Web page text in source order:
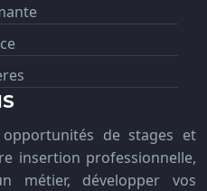
de stages et
insertion professionnelle,
métier, développer vos